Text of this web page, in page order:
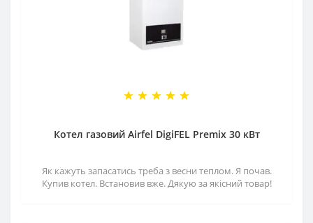
Котел газовий Airfel DigiFEL Premix 30 кВт
Як кажуть запасатись треба з весни теплом. Я почав.
Купив котел. Встановив вже. Дякую за якісний товар!